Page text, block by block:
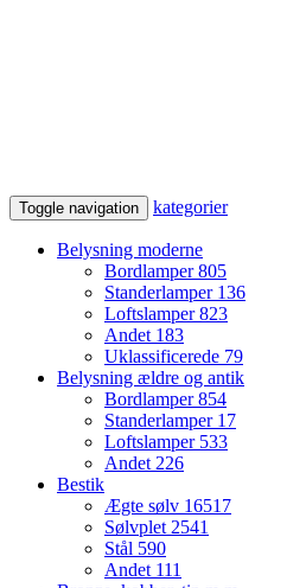
Toggle navigation kategorier
Belysning moderne
Bordlamper805
Standerlamper 136
Loftslamper823
Andet 183
Uklassificerede 79
Belysning ældre og antik
Bordlamper854
Standerlamper 17
Loftslamper 533
Andet226
Bestik
Ægte sølv 16517
Sølvplet2541
Stål 590
Andet 111